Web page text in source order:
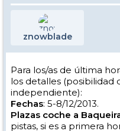
znowblade
Para los/as de última
los detalles
independiente):
Fechas: 5-8/12/2013.
Plazas coche a
pistas, si es a primera